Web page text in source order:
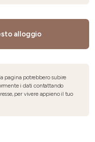
alloggio
pagina potrebbero subire
i dati contattando
per vivere appieno il tuo